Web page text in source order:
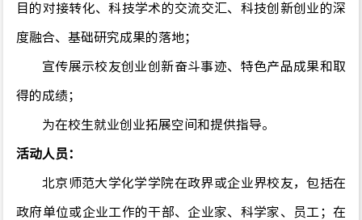
目的对接转化、科技学术的交流交汇、科技创新创业的深
度融合、基础研究成果的落地；
宣传展示校友创业创新奋斗事迹、特色产品成果和取
得的成绩；
为在校生就业创业拓展空间和提供指导。
活动人员：
北京师范大学化学学院在政界或企业界校友，包括在
政府单位或企业工作的干部、企业家、科学家、员工；在